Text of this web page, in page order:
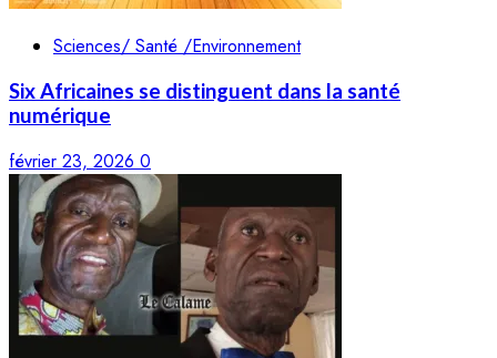
Sciences/ Santé /Environnement
Six Africaines se distinguent dans la santé
numérique
février 23, 2026 0